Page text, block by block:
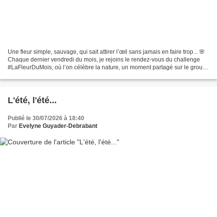
Une fleur simple, sauvage, qui sait attirer l’œil sans jamais en faire trop... 🌸
Chaque dernier vendredi du mois, je rejoins le rendez‑vous du challenge
#LaFleurDuMois, où l’on célèbre la nature, un moment partagé sur le groupe
L'été, l'été...
Publié le 30/07/2026 à 18:40
Par Evelyne Guyader-Debrabant